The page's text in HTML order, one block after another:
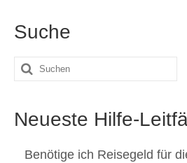
Suche
Suche
Neueste Hilfe-
Benötige ich Reisegeld für